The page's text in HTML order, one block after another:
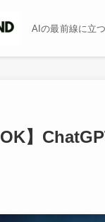
AIの最前線に立
OK】